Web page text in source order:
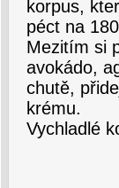
korpus,
péct na
Mezitím si
avokádo,
chutě,
krému.
Vychladlé